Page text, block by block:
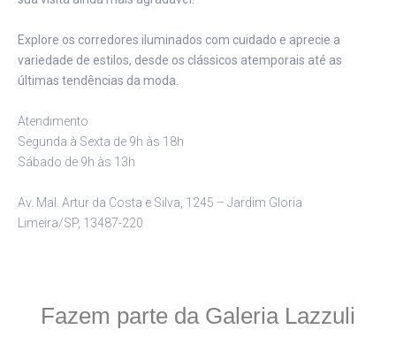
Explore os corredores iluminados com cuidado e aprecie a
variedade de estilos, desde os clássicos atemporais até as
últimas tendências da moda.
Atendimento
Segunda à Sexta de 9h às 18h
Sábado de 9h às 13h
Av. Mal. Artur da Costa e Silva, 1245 – Jardim Gloria
Limeira/SP, 13487-220
Fazem parte da Galeria Lazzuli